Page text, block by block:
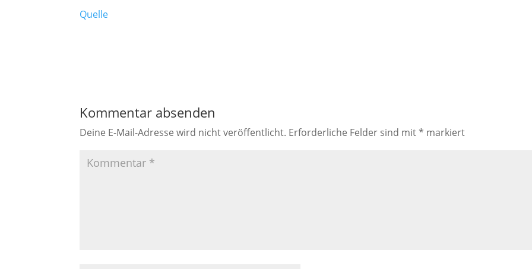
Quelle
Kommentar absenden
Deine E-Mail-Adresse wird nicht veröffentlicht. Erforderliche Felder sind mit* markiert